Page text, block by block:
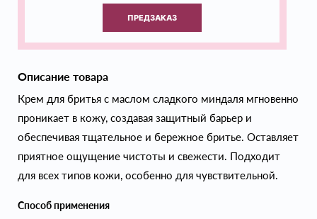
ПРЕДЗАКАЗ
Описание товара
Крем для бритья с маслом сладкого миндаля мгновенно
проникает в кожу, создавая защитный барьер и
обеспечивая тщательное и бережное бритье. Оставляет
приятное ощущение чистоты и свежести. Подходит
для всех типов кожи, особенно для чувствительной.
Способ применения